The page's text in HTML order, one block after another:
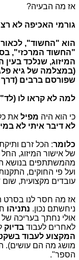
אז מה הבעיה?
גורמי האכיפה לא
הוא "החשוד",
"החשוד המרכזי",
שפורסם ברבים (דרך
למה לא קראו לו
כי הוא היה מפיל את כל
לא דיבר איתי לא
כלומר: הכל זרם
מהמשתתפים בנושא
ועל פי החוקים,
עובדים מקצועית,
אז מה חסר לנו בסרט
ניחשתם נכון. נתניהו
אולי נחתך בעריכה של
לאחרים לעבוד בדיוק
המקצוע לעבוד
מושג מה הם עושים).
הספר".